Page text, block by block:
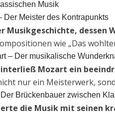
Musik
Der Meister des Kontrapunkts
Musikgeschichte, dessen
wie „Das
– Der musikalische
Mozart ein
nur ein Meisterwerk,
Brückenbauer zwischen
die Musik mit seinen